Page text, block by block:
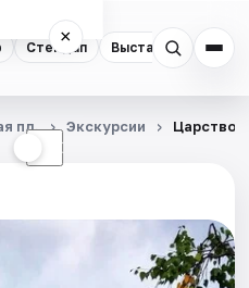
Стендап Выставки
×
☾
пл. Экскурсии Царство